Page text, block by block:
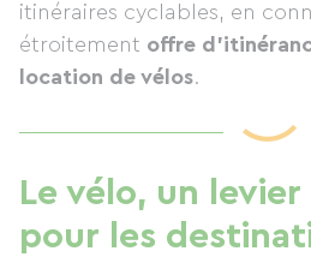
itinéraires cyclables, en
étroitement offre
location de vélos.
Le vélo, un
pour les